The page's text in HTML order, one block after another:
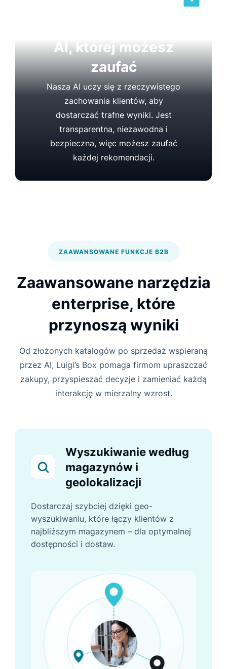
AI, której możesz
zaufać
Nasza AI uczy się z rzeczywistego
zachowania klientów, aby
dostarczać trafne wyniki. Jest
transparentna, niezawodna i
bezpieczna, więc możesz zaufać
każdej rekomendacji.
ZAAWANSOWANE FUNKCJE B2B
Zaawansowane narzędzia
enterprise, które
przynoszą wyniki
Od złożonych katalogów po sprzedaż wspieraną
przez AI, Luigi’s Box pomaga firmom upraszczać
zakupy, przyspieszać decyzje i zamieniać każdą
interakcję w mierzalny wzrost.
Wyszukiwanie według
magazynów i
geolokalizacji
Dostarczaj szybciej dzięki geo-
wyszukiwaniu, które łączy klientów z
najbliższym magazynem – dla optymalnej
dostępności i dostaw.